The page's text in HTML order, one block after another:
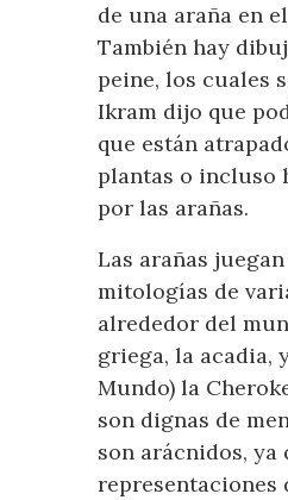
de una araña en
También hay
peine, los cuales
Ikram dijo que
que están
plantas o incluso
por las arañas.
Las arañas
mitologías de
alrededor del
griega, la acadia,
Mundo) la
son dignas de
son arácnidos, ya
representaciones